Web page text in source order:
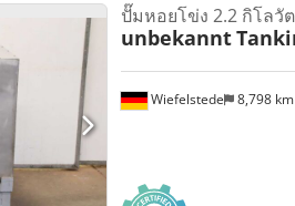
Wiefelstede 8,798 km
ปั๊มหอยโข่ง 2.2 กิโลวั
unbekannt